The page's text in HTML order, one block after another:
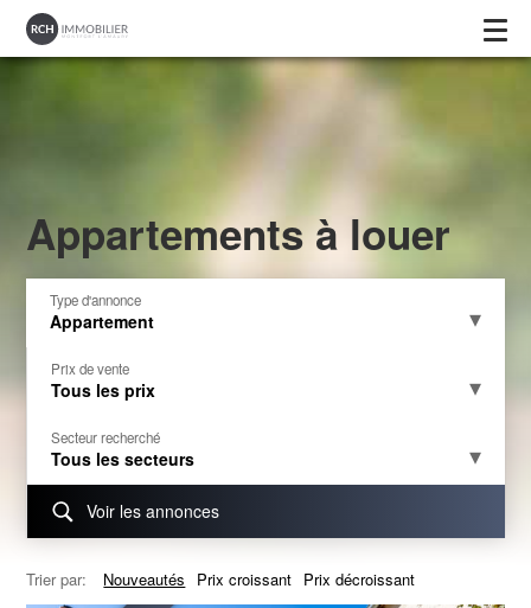
Appartements à louer
Type d'annonce
Appartement
Prix de vente
Tous les prix
Secteur recherché
Tous les secteurs
Voir les annonces
Trier par: Nouveautés Prix croissant Prix décroissant